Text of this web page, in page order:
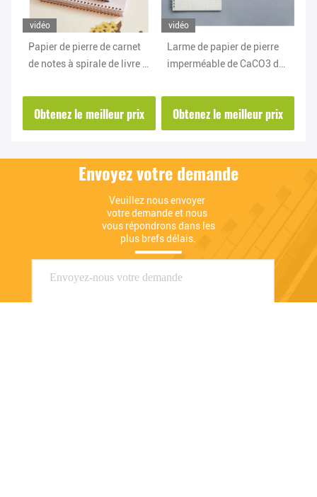
vidéo
Papier de pierre de carnet
de notes à spirale de livre à
la preuve d'huile de
inscription douce
Obtenez le meilleur prix
vidéo
Larme de papier de pierre
imperméable de CaCO3 de
résistante
Obtenez le meilleur prix
Envoyez votre demande
Veuillez nous envoyer
votre demande et nous
vous répondrons dans les
plus brefs délais.